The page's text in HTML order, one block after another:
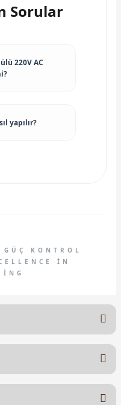
Sorular
220V AC
yapılır?
KONTROL
IN
siz yapın!